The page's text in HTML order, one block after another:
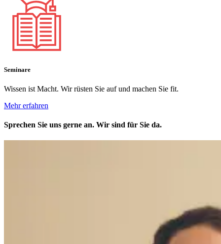
Seminare
Wissen ist Macht. Wir rüsten Sie auf und machen Sie fit.
Mehr erfahren
Sprechen Sie uns gerne an. Wir sind für Sie da.